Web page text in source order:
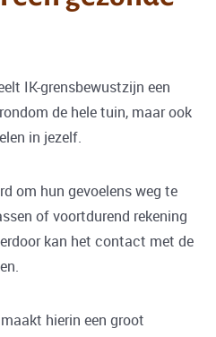
IK-grensbewustzijn een
de hele tuin, maar ook
in jezelf.
om hun gevoelens weg te
of voortdurend rekening
kan het contact met de
hierin een groot